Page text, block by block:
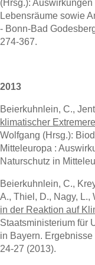
(Hrsg.):
Lebensräume sowie
- Bonn-Bad
274-367.
2013
Beierkuhnlein, C.,
klimatischer
Wolfgang (Hrsg.):
Mitteleuropa :
Naturschutz in
Beierkuhnlein, C.,
A., Thiel, D., Nagy, L.,
in der Reaktion auf
Staatsministerium für
in Bayern.
24-27 (2013).